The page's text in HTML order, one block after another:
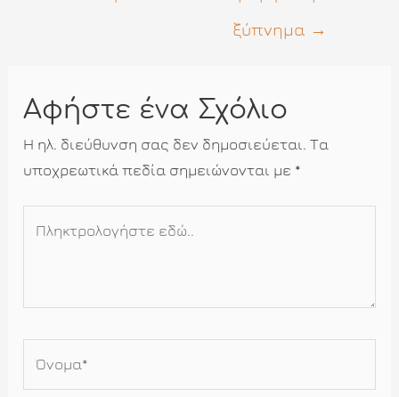
ξύπνημα →
Αφήστε ένα Σχόλιο
Η ηλ. διεύθυνση σας δεν δημοσιεύεται. Τα
υποχρεωτικά πεδία σημειώνονται με *